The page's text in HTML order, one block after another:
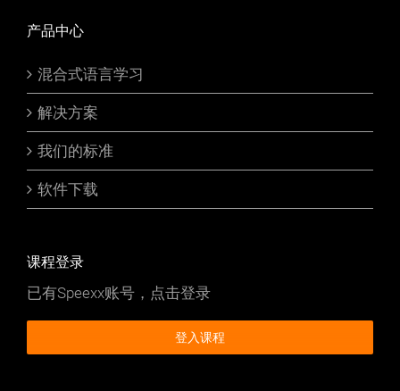
产品中心
混合式语言学习
解决方案
我们的标准
软件下载
课程登录
已有Speexx账号，点击登录
登入课程